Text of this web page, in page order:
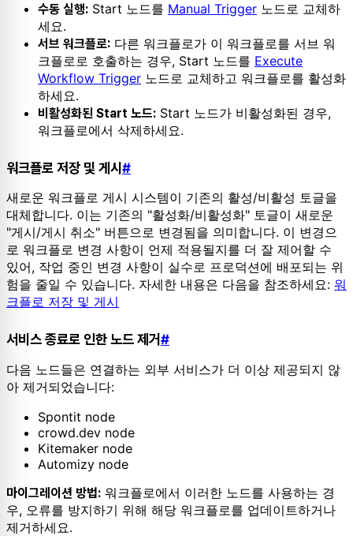
수동 실행: Start 노드를 Manual Trigger 노드로 교체하
세요.
서브 워크플로: 다른 워크플로가 이 워크플로를 서브 워
크플로로 호출하는 경우, Start 노드를 Execute
Workflow Trigger 노드로 교체하고 워크플로를 활성화
하세요.
비활성화된 Start 노드: Start 노드가 비활성화된 경우,
워크플로에서 삭제하세요.
워크플로 저장 및 게시 #
새로운 워크플로 게시 시스템이 기존의 활성/비활성 토글을
대체합니다. 이는 기존의 "활성화/비활성화" 토글이 새로운
"게시/게시 취소" 버튼으로 변경됨을 의미합니다. 이 변경으
로 워크플로 변경 사항이 언제 적용될지를 더 잘 제어할 수
있어, 작업 중인 변경 사항이 실수로 프로덕션에 배포되는 위
험을 줄일 수 있습니다. 자세한 내용은 다음을 참조하세요: 워
크플로 저장 및 게시
서비스 종료로 인한 노드 제거#
다음 노드들은 연결하는 외부 서비스가 더 이상 제공되지 않
아 제거되었습니다:
Spontit node
crowd.dev node
Kitemaker node
Automizy node
마이그레이션 방법: 워크플로에서 이러한 노드를 사용하는 경
우, 오류를 방지하기 위해 해당 워크플로를 업데이트하거나
제거하세요.